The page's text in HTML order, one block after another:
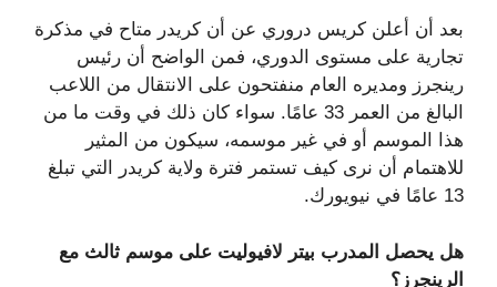
بعد أن أعلن كريس دروري عن أن كريدر متاح في مذكرة
تجارية على مستوى الدوري، فمن الواضح أن رئيس
رينجرز ومديره العام منفتحون على الانتقال من اللاعب
البالغ من العمر 33 عامًا. سواء كان ذلك في وقت ما من
هذا الموسم أو في غير موسمه، سيكون من المثير
للاهتمام أن نرى كيف تستمر فترة ولاية كريدر التي تبلغ
13 عامًا في نيويورك.
هل يحصل المدرب بيتر لافيوليت على موسم ثالث مع
الرينجرز؟